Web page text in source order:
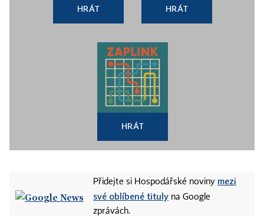
HRÁT HRÁT
HRÁT
Přidejte si Hospodářské noviny mezi
své oblíbené tituly na Google
zprávách.